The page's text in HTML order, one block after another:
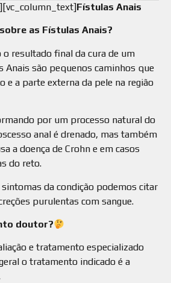
Fístulas Anais
as Fístulas Anais?
o resultado final da cura de um
Anais são pequenos caminhos que
e a parte externa da pele na região
por um processo natural do
anal é drenado, mas também
a doença de Crohn e em casos
do reto.
da condição podemos citar
purulentas com sangue.
doutor?
e tratamento especializado
o tratamento indicado é a